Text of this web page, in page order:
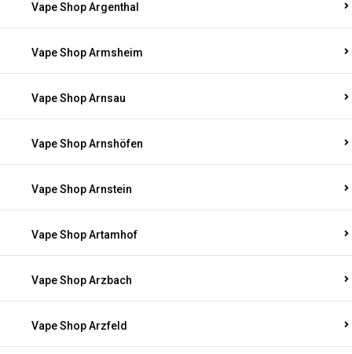
Vape Shop Argenthal
Vape Shop Armsheim
Vape Shop Arnsau
Vape Shop Arnshöfen
Vape Shop Arnstein
Vape Shop Artamhof
Vape Shop Arzbach
Vape Shop Arzfeld